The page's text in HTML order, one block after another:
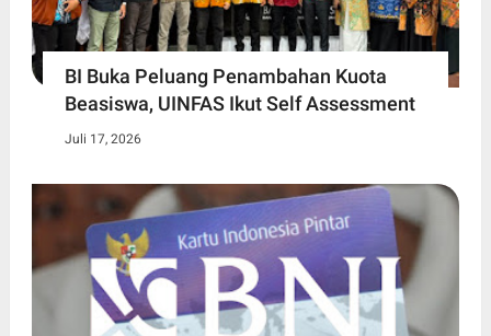
BI Buka Peluang Penambahan Kuota
Beasiswa, UINFAS Ikut Self Assessment
Juli 17, 2026